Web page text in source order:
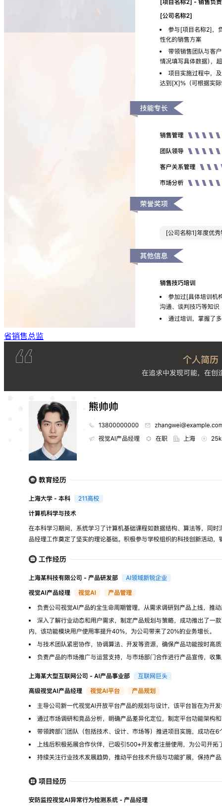
省销售总监